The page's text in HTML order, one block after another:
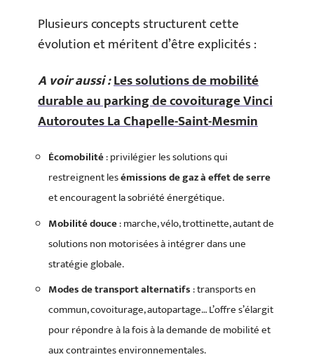
Plusieurs concepts structurent cette
évolution et méritent d’être explicités :
A voir aussi :Les solutions de mobilité
durable au parking de covoiturage Vinci
Autoroutes La Chapelle-Saint-Mesmin
Écomobilité: privilégier les solutions qui
restreignent lesémissions de gaz à effet de serre
et encouragent la sobriété énergétique.
Mobilité douce: marche, vélo, trottinette, autant de
solutions non motorisées à intégrer dans une
stratégie globale.
Modes de transport alternatifs: transports en
commun, covoiturage, autopartage… L’offre s’élargit
pour répondre à la fois à la demande de mobilité et
aux contraintes environnementales.